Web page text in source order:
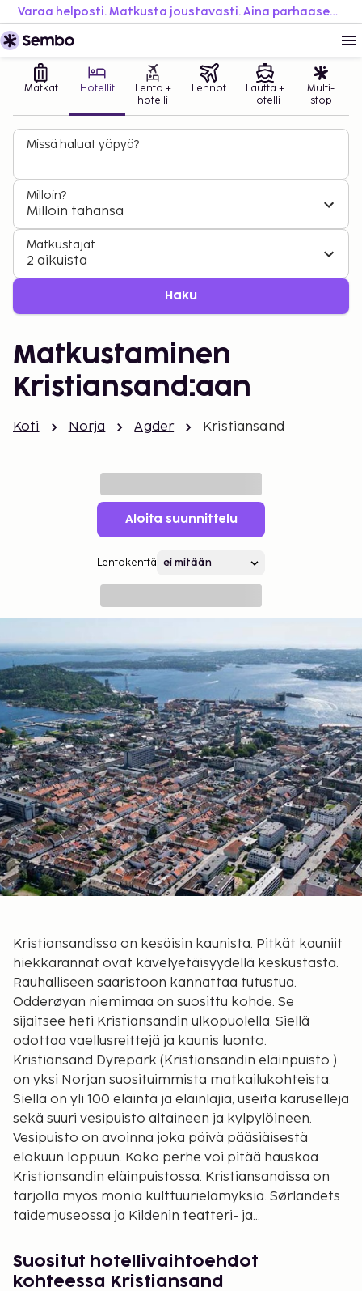
Varaa helposti. Matkusta joustavasti. Aina parhaaseen hintaan.
Matkat Hotellit
Lento +
hotelli
Lennot
Lautta +
Hotelli
Multi-
stop
Missä haluat yöpyä?
Milloin?
Milloin tahansa
Matkustajat
2 aikuista
Haku
Matkustaminen
Kristiansand:aan
Koti Norja Agder Kristiansand
Aloita suunnittelu
Lentokenttä
Kristiansandissa on kesäisin kaunista. Pitkät kauniit
hiekkarannat ovat kävelyetäisyydellä keskustasta.
Rauhalliseen saaristoon kannattaa tutustua.
Odderøyan niemimaa on suosittu kohde. Se
sijaitsee heti Kristiansandin ulkopuolella. Siellä
odottaa vaellusreittejä ja kaunis luonto.
Kristiansand Dyrepark (Kristiansandin eläinpuisto )
on yksi Norjan suosituimmista matkailukohteista.
Siellä on yli 100 eläintä ja eläinlajia, useita karuselleja
sekä suuri vesipuisto altaineen ja kylpylöineen.
Vesipuisto on avoinna joka päivä pääsiäisestä
elokuun loppuun. Koko perhe voi pitää hauskaa
Kristiansandin eläinpuistossa. Kristiansandissa on
tarjolla myös monia kulttuurielämyksiä. Sørlandets
taidemuseossa ja Kildenin teatteri- ja
ympäri vuoden, esimerkiksi taidenäyttelyitä,
festivaaleja, konsertteja sekä teatteri- ja
Suositut hotellivaihtoehdot
kohteessa Kristiansand